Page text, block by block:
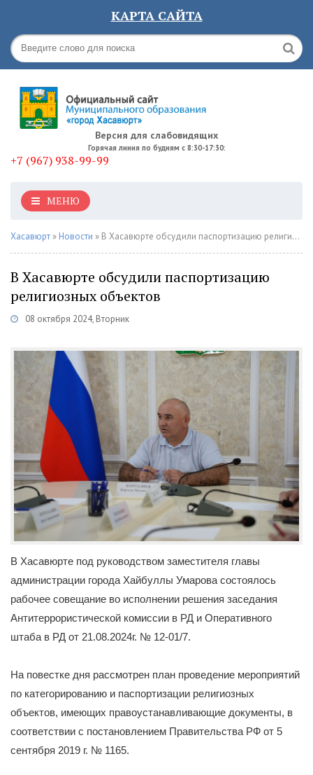
КАРТА САЙТА
Версия для слабовидящих
Горячая линия по будням с 8:30-17:30:
+7 (967) 938-99-99
МЕНЮ
Хасавюрт » Новости » В Хасавюрте обсудили паспортизацию религиозных объектов
В Хасавюрте обсудили паспортизацию
религиозных объектов
08 октября 2024, Вторник
В Хасавюрте под руководством заместителя главы
администрации города Хайбуллы Умарова состоялось
рабочее совещание во исполнении решения заседания
Антитеррористической комиссии в РД и Оперативного
штаба в РД от 21.08.2024г. № 12-01/7.
На повестке дня рассмотрен план проведение мероприятий
по категорированию и паспортизации религиозных
объектов, имеющих правоустанавливающие документы, в
соответствии с постановлением Правительства РФ от 5
сентября 2019 г. № 1165.